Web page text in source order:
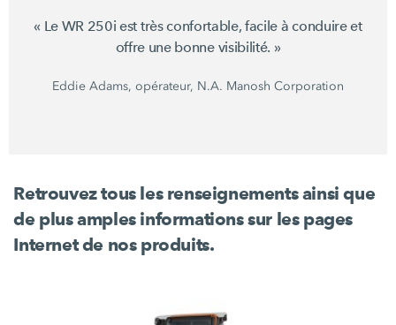
« Le WR 250i est très confortable, facile à conduire et
offre une bonne visibilité. »
Eddie Adams, opérateur, N.A. Manosh Corporation
Retrouvez tous les renseignements ainsi que
de plus amples informations sur les pages
Internet de nos produits.